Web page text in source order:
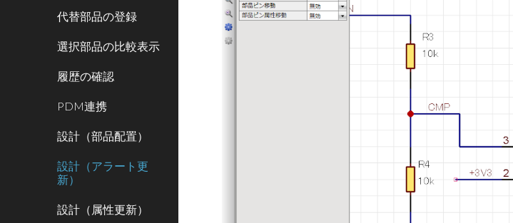
代替部品の登録
選択部品の比較表示
履歴の確認
PDM連携
設計（部品配置）
設計（アラート更
新）
設計（属性更新）